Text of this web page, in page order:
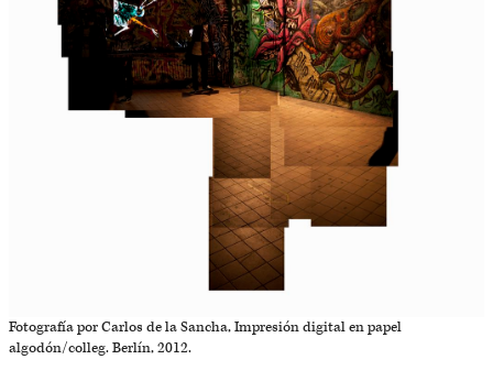
Fotografía por Carlos de la Sancha, Impresión digital en papel
algodón/colleg. Berlín, 2012.